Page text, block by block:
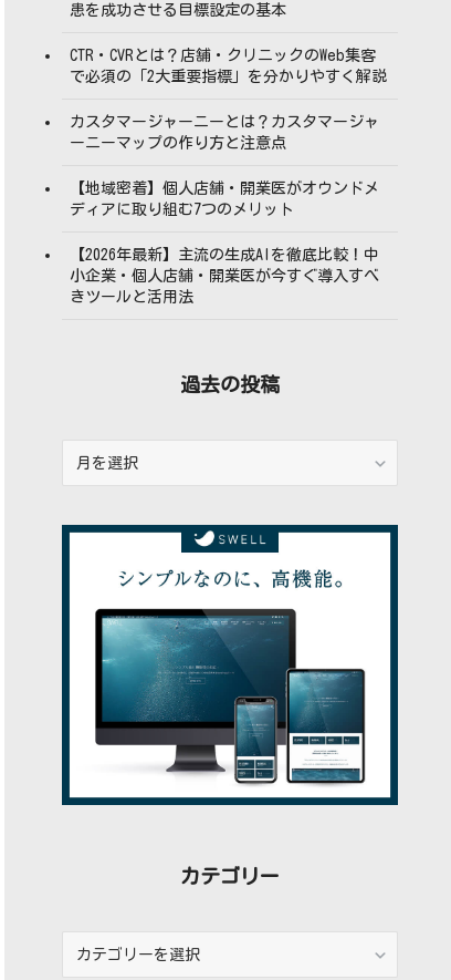
患を成功させる目標設定の基本
CTR・CVRとは？店舗・クリニックのWeb集客
で必須の「2大重要指標」を分かりやすく解説
カスタマージャーニーとは？カスタマージャ
ーニーマップの作り方と注意点
【地域密着】個人店舗・開業医がオウンドメ
ディアに取り組む7つのメリット
【2026年最新】主流の生成AIを徹底比較！中
小企業・個人店舗・開業医が今すぐ導入すべ
きツールと活用法
過去の投稿
投
カテゴリー